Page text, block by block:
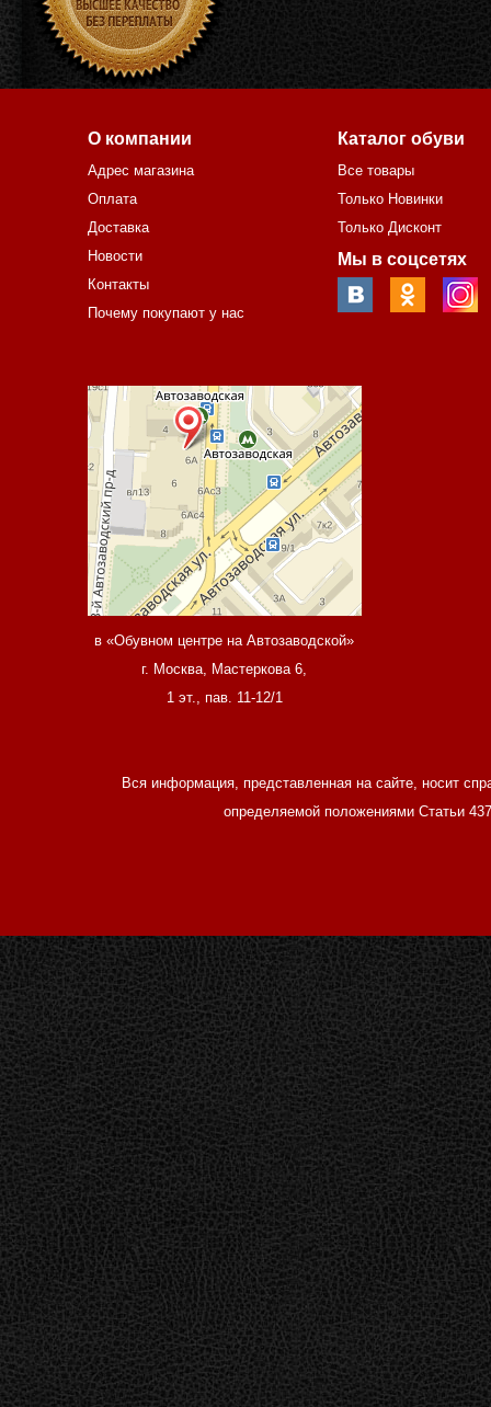
О компании
Адрес магазина
Оплата
Доставка
Новости
Контакты
Почему покупают у нас
Каталог обуви
Все товары
Только Новинки
Только Дисконт
Мы в соцсетях
в «Обувном центре на Автозаводской»
г. Москва, Мастеркова 6,
1 эт., пав. 11-12/1
Вся информация, представленная на сайте, носит
определяемой положениями Статьи